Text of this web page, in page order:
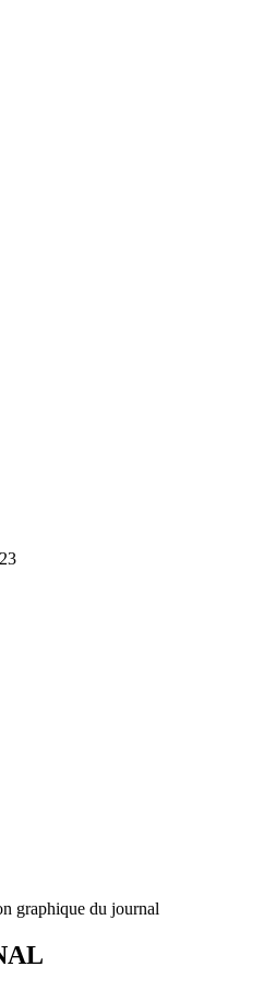
graphique du journal